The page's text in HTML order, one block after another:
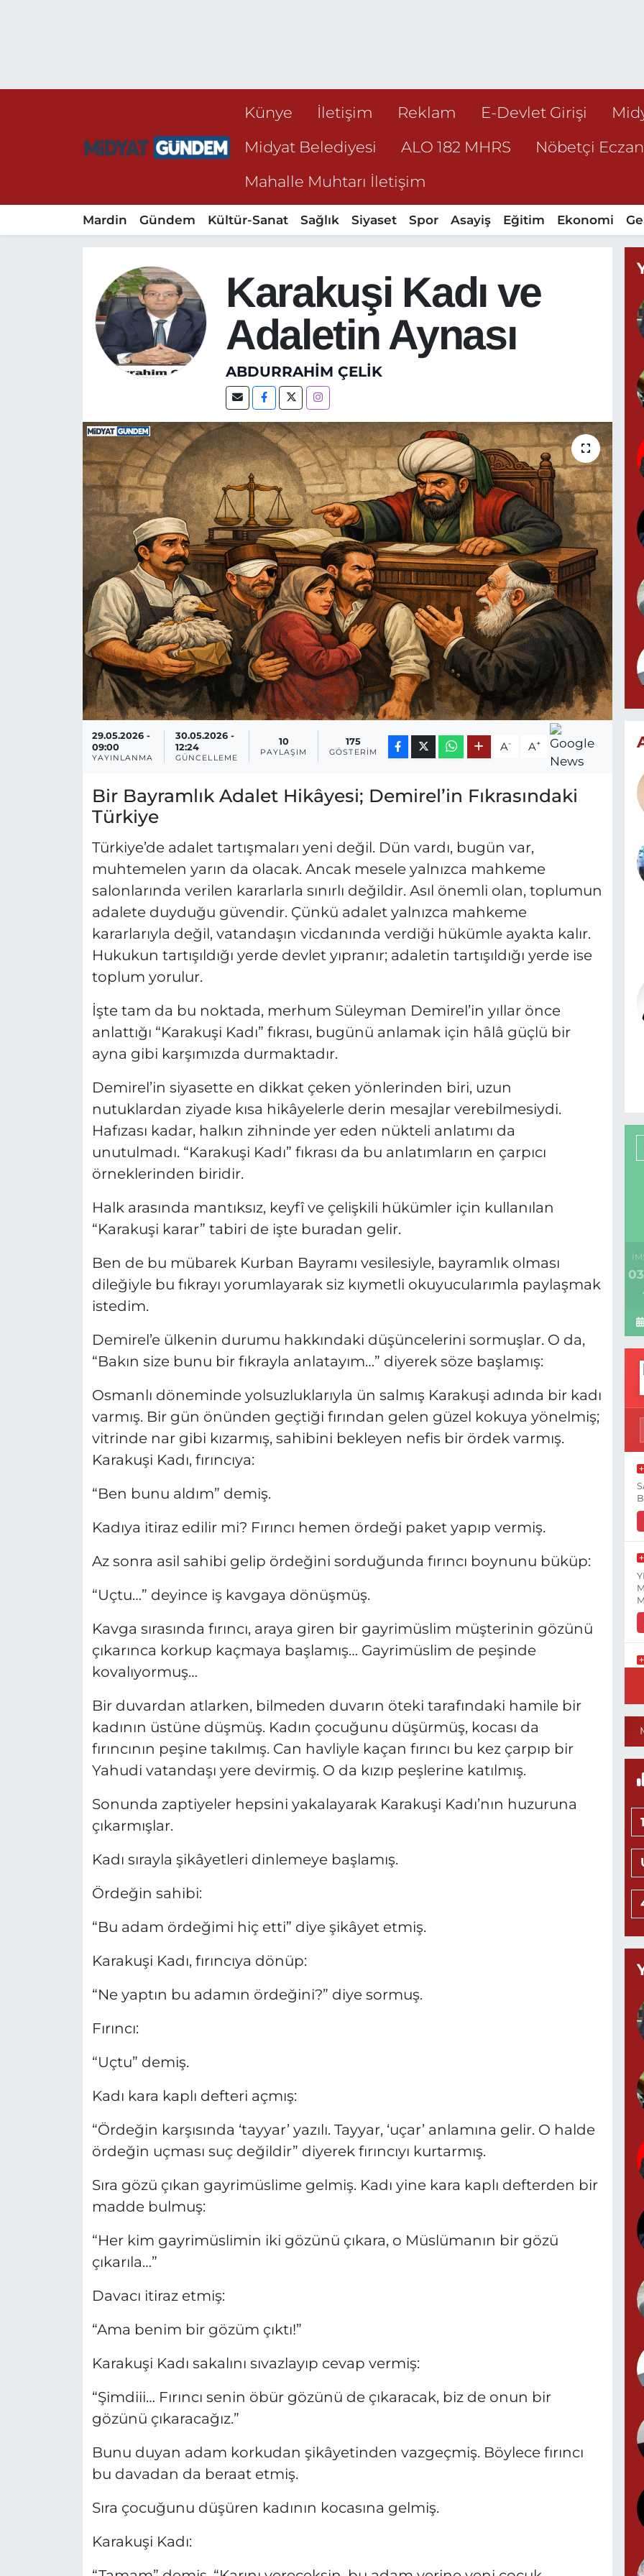
Künye İletişim Reklam E-Devlet Girişi
Midyat Belediyesi
ALO 182 MHRS Nöbetçi
Mahalle Muhtarı İletişim
Mardin Gündem Kültür-Sanat Sağlık Siyaset Spor Asayiş Eğitim Ekonomi
Karakuşi Kadı ve
Adaletin Aynası
ABDURRAHIM ÇELİK
29.05.2026 -
09:00
YAYINLANMA
30.05.2026 -
12:24
GÜNCELLEME
10
PAYLAŞIM
175
GÖSTERIM A- A+
Bir Bayramlık Adalet Hikâyesi; Demirel’in Fıkrasındaki
Türkiye
Türkiye’de adalet tartışmaları yeni değil. Dün vardı, bugün var,
muhtemelen yarın da olacak. Ancak mesele yalnızca mahkeme
salonlarında verilen kararlarla sınırlı değildir. Asıl önemli olan, toplumun
adalete duyduğu güvendir. Çünkü adalet yalnızca mahkeme
kararlarıyla değil, vatandaşın vicdanında verdiği hükümle ayakta kalır.
Hukukun tartışıldığı yerde devlet yıpranır; adaletin tartışıldığı yerde ise
toplum yorulur.
İşte tam da bu noktada, merhum Süleyman Demirel’in yıllar önce
anlattığı “Karakuşi Kadı” fıkrası, bugünü anlamak için hâlâ güçlü bir
ayna gibi karşımızda durmaktadır.
Demirel’in siyasette en dikkat çeken yönlerinden biri, uzun
nutuklardan ziyade kısa hikâyelerle derin mesajlar verebilmesiydi.
Hafızası kadar, halkın zihninde yer eden nükteli anlatımı da
unutulmadı. “Karakuşi Kadı” fıkrası da bu anlatımların en çarpıcı
örneklerinden biridir.
Halk arasında mantıksız, keyfî ve çelişkili hükümler için kullanılan
“Karakuşi karar” tabiri de işte buradan gelir.
Ben de bu mübarek Kurban Bayramı vesilesiyle, bayramlık olması
dileğiyle bu fıkrayı yorumlayarak siz kıymetli okuyucularımla paylaşmak
istedim.
Demirel’e ülkenin durumu hakkındaki düşüncelerini sormuşlar. O da,
“Bakın size bunu bir fıkrayla anlatayım…” diyerek söze başlamış:
Osmanlı döneminde yolsuzluklarıyla ün salmış Karakuşi adında bir kadı
varmış. Bir gün önünden geçtiği fırından gelen güzel kokuya yönelmiş;
vitrinde nar gibi kızarmış, sahibini bekleyen nefis bir ördek varmış.
Karakuşi Kadı, fırıncıya:
“Ben bunu aldım” demiş.
Kadıya itiraz edilir mi? Fırıncı hemen ördeği paket yapıp vermiş.
Az sonra asil sahibi gelip ördeğini sorduğunda fırıncı boynunu büküp:
“Uçtu…” deyince iş kavgaya dönüşmüş.
Kavga sırasında fırıncı, araya giren bir gayrimüslim müşterinin gözünü
çıkarınca korkup kaçmaya başlamış… Gayrimüslim de peşinde
kovalıyormuş…
Bir duvardan atlarken, bilmeden duvarın öteki tarafındaki hamile bir
kadının üstüne düşmüş. Kadın çocuğunu düşürmüş, kocası da
fırıncının peşine takılmış. Can havliyle kaçan fırıncı bu kez çarpıp bir
Yahudi vatandaşı yere devirmiş. O da kızıp peşlerine katılmış.
Sonunda zaptiyeler hepsini yakalayarak Karakuşi Kadı’nın huzuruna
çıkarmışlar.
Kadı sırayla şikâyetleri dinlemeye başlamış.
Ördeğin sahibi:
“Bu adam ördeğimi hiç etti” diye şikâyet etmiş.
Karakuşi Kadı, fırıncıya dönüp:
“Ne yaptın bu adamın ördeğini?” diye sormuş.
Fırıncı:
“Uçtu” demiş.
Kadı kara kaplı defteri açmış:
“Ördeğin karşısında ‘tayyar’ yazılı. Tayyar, ‘uçar’ anlamına gelir. O halde
ördeğin uçması suç değildir” diyerek fırıncıyı kurtarmış.
Sıra gözü çıkan gayrimüslime gelmiş. Kadı yine kara kaplı defterden bir
madde bulmuş:
“Her kim gayrimüslimin iki gözünü çıkara, o Müslümanın bir gözü
çıkarıla…”
Davacı itiraz etmiş:
“Ama benim bir gözüm çıktı!”
Karakuşi Kadı sakalını sıvazlayıp cevap vermiş:
“Şimdiii… Fırıncı senin öbür gözünü de çıkaracak, biz de onun bir
gözünü çıkaracağız.”
Bunu duyan adam korkudan şikâyetinden vazgeçmiş. Böylece fırıncı
bu davadan da beraat etmiş.
Sıra çocuğunu düşüren kadının kocasına gelmiş.
Karakuşi Kadı: